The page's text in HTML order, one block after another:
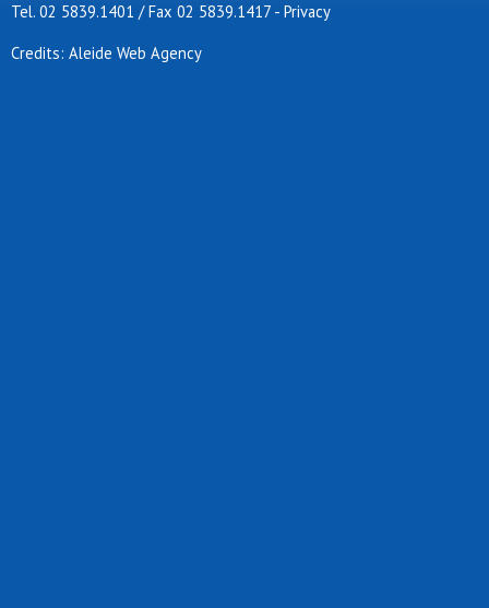
Tel. 02 5839.1401 / Fax 02 5839.1417 - Privacy
Credits: Aleide Web Agency